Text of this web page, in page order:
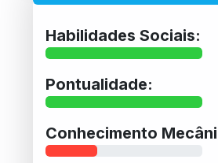
Habilidades Sociais:
Pontualidade:
Conhecimento